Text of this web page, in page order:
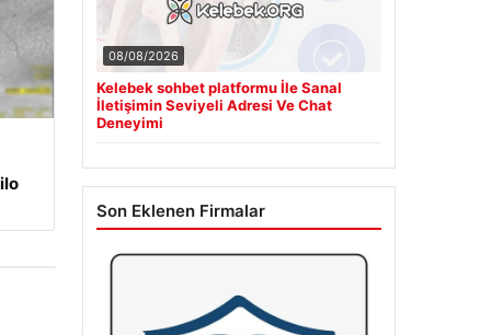
08/08/2026
Kelebek sohbet platformu İle Sanal
İletişimin Seviyeli Adresi Ve Chat
Deneyimi
Son Eklenen Firmalar